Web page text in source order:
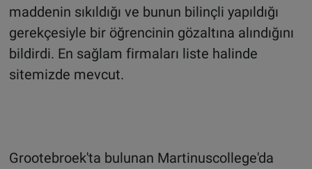
maddenin sıkıldığı ve bunun bilinçli yapıldığı
gerekçesiyle bir öğrencinin gözaltına alındığını
bildirdi. En sağlam firmaları liste halinde
sitemizde mevcut.
Grootebroek'ta bulunan Martinuscollege'da